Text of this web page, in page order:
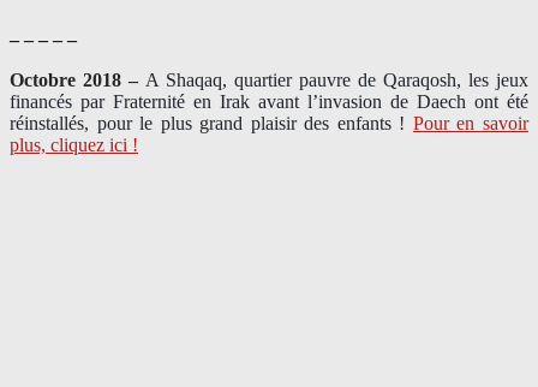
– – – – –
Octobre 2018 – A Shaqaq, quartier pauvre de Qaraqosh, les jeux
financés par Fraternité en Irak​ avant l’invasion de Daech ont été
réinstallés, pour le plus grand plaisir des enfants ! Pour en savoir
plus, cliquez ici !